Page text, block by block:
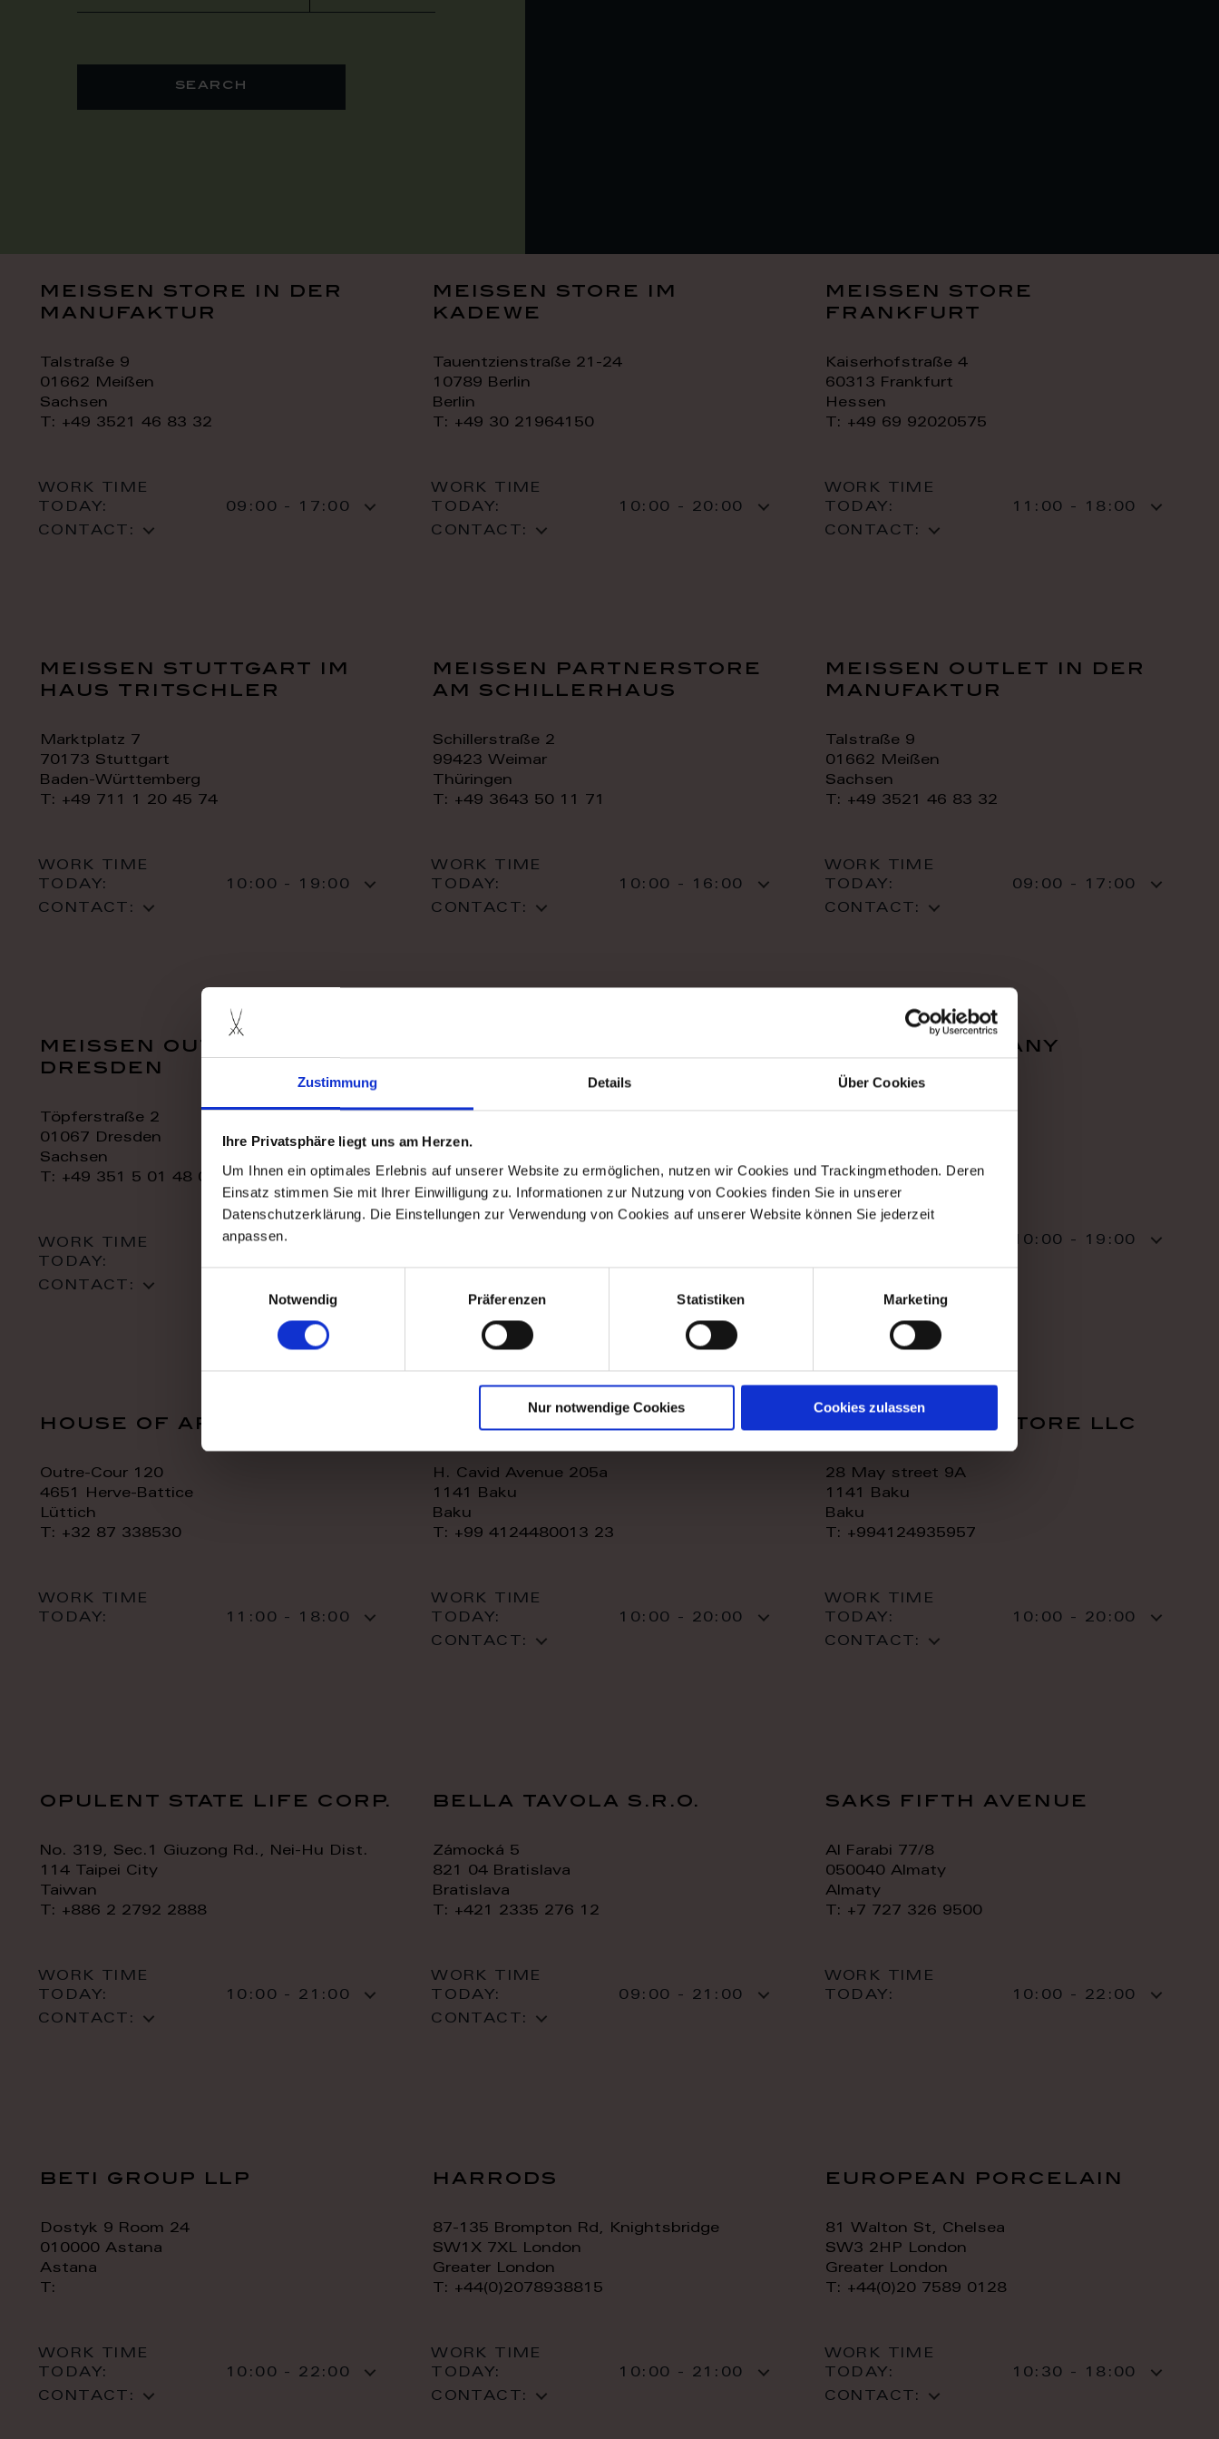
Zustimmung Details Über Cookies
Ihre Privatsphäre liegt uns am Herzen.
Um Ihnen ein optimales Erlebnis auf unserer Website zu ermöglichen, nutzen wir Cookies und Trackingmethoden. Deren
Einsatz stimmen Sie mit Ihrer Einwilligung zu. Informationen zur Nutzung von Cookies finden Sie in unserer
Datenschutzerklärung. Die Einstellungen zur Verwendung von Cookies auf unserer Website können Sie jederzeit
anpassen.
Notwendig
Präferenzen Statistiken Marketing
Nur notwendige Cookies Cookies zulassen
search
meissen store in der
manufaktur
Talstraße 9
01662 Meißen
Sachsen
T: +49 3521 46 83 32
WORK TIME
TODAY:
09:00 - 17:00
CONTACT:
meissen store im
kadewe
Tauentzienstraße 21-24
10789 Berlin
Berlin
T: +49 30 21964150
WORK TIME
TODAY:
10:00 - 20:00
CONTACT:
meissen store
frankfurt
Kaiserhofstraße 4
60313 Frankfurt
Hessen
T: +49 69 92020575
WORK TIME
TODAY:
11:00 - 18:00
CONTACT:
meissen stuttgart im
haus tritschler
Marktplatz 7
70173 Stuttgart
Baden-Württemberg
T: +49 711 1 20 45 74
WORK TIME
TODAY:
10:00 - 19:00
CONTACT:
meissen partnerstore
am schillerhaus
Schillerstraße 2
99423 Weimar
Thüringen
T: +49 3643 50 11 71
WORK TIME
TODAY:
10:00 - 16:00
CONTACT:
meissen outlet in der
manufaktur
Talstraße 9
01662 Meißen
Sachsen
T: +49 3521 46 83 32
WORK TIME
TODAY:
09:00 - 17:00
CONTACT:
meissen outlet
dresden
Töpferstraße 2
01067 Dresden
Sachsen
T: +49 351 5 01 48 06
WORK TIME
TODAY:
CONTACT:
Kiev
WORK TIME
CONTACT:
falcon company
WORK TIME
10:00 - 19:00
CONTACT:
house of art
Outre-Cour 120
4651 Herve-Battice
Lüttich
T: +32 87 338530
WORK TIME
TODAY:
11:00 - 18:00
royal home store llc
H. Cavid Avenue 205a
1141 Baku
Baku
T: +99 4124480013 23
WORK TIME
TODAY:
10:00 - 20:00
CONTACT:
royal home store llc
28 May street 9A
1141 Baku
Baku
T: +994124935957
WORK TIME
TODAY:
10:00 - 20:00
CONTACT:
opulent state life corp.
No. 319, Sec.1 Giuzong Rd., Nei-Hu Dist.
114 Taipei City
Taiwan
T: +886 2 2792 2888
WORK TIME
TODAY:
10:00 - 21:00
CONTACT:
bella tavola s.r.o.
Zámocká 5
821 04 Bratislava
Bratislava
T: +421 2335 276 12
WORK TIME
TODAY:
09:00 - 21:00
CONTACT:
saks fifth avenue
Al Farabi 77/8
050040 Almaty
Almaty
T: +7 727 326 9500
WORK TIME
TODAY:
10:00 - 22:00
beti group llp
Dostyk 9 Room 24
010000 Astana
Astana
T:
WORK TIME
TODAY:
10:00 - 22:00
CONTACT:
harrods
87-135 Brompton Rd, Knightsbridge
SW1X 7XL London
Greater London
T: +44(0)2078938815
WORK TIME
TODAY:
10:00 - 21:00
CONTACT:
european porcelain
81 Walton St, Chelsea
SW3 2HP London
Greater London
T: +44(0)20 7589 0128
WORK TIME
TODAY:
10:30 - 18:00
CONTACT: